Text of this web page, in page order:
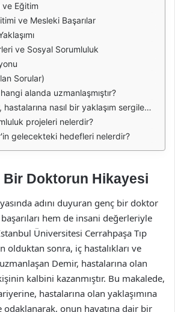
ve Eğitim
ve Mesleki Başarılar
ve Sosyal Sorumluluk
Sorular)
alanda uzmanlaşmıştır?
nasıl bir yaklaşım sergilemektedir?
projeleri nelerdir?
gelecekteki hedefleri nelerdir?
Bir Doktorun Hikayesi
adını duyuran genç bir doktor
hem de insani değerleriyle
Üniversitesi Cerrahpaşa Tıp
olduktan sonra, iç hastalıkları ve
Demir, hastalarına olan
kalbini kazanmıştır. Bu makalede,
hastalarına olan yaklaşımına
onun hayatına dair bir